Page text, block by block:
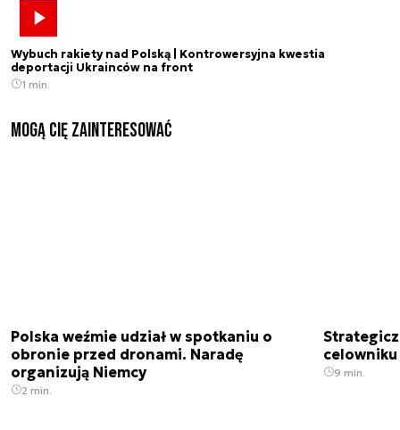
Wybuch rakiety nad Polską | Kontrowersyjna kwestia
deportacji Ukrainców na front
1 min.
Mogą Cię zainteresować
Polska weźmie udział w spotkaniu o
obronie przed dronami. Naradę
organizują Niemcy
2 min.
9 min.